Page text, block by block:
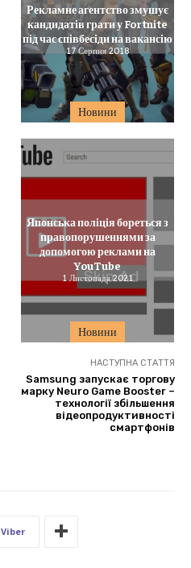
Новини
Рекламне агентство змушує
кандидатів грати у Fortnite
під час співбесіди на вакансію
17 Серпня 2018
Новини
Японська поліція бореться з
правопорушеннями за
допомогою реклами на
YouTube
1 Листопада 2021
НАСТУПНА СТАТТЯ
Samsung запускає торгову
марку Neuro Game Booster –
технології збільшення
відеопродуктивності
смартфонів
Viber